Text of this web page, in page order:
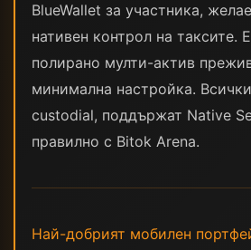
BlueWallet за участника,
нативен контрол на таксите.
полирано мулти-актив
минимална настройка.
custodial, поддържат Native
правилно с Bitok Arena.
Най-добрият мобилен